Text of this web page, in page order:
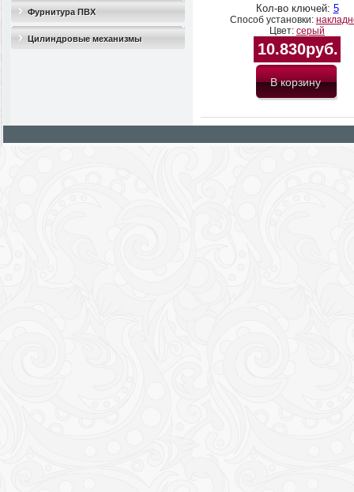
Фурнитура ПВХ
Цилиндровые механизмы
Кол-во ключей: 5
Способ установки:
Цвет: серый
10.830руб.